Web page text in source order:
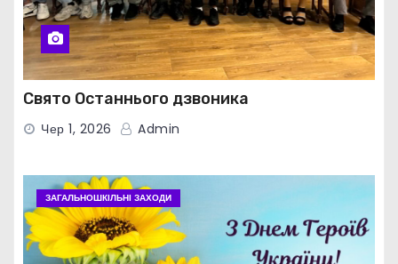
Свято Останнього дзвоника
Чер 1, 2026 Admin
ЗАГАЛЬНОШКІЛЬНІ ЗАХОДИ